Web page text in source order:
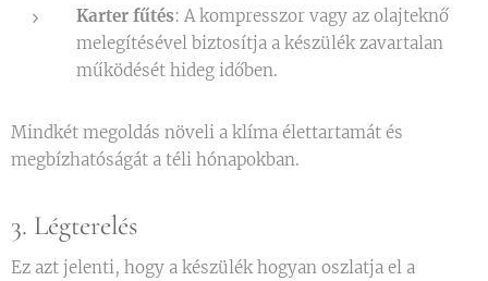
Karter fűtés: A kompresszor vagy az olajteknő
melegítésével biztosítja a készülék zavartalan
működését hideg időben.
Mindkét megoldás növeli a klíma élettartamát és
megbízhatóságát a téli hónapokban.
3. Légterelés
Ez azt jelenti, hogy a készülék hogyan oszlatja el a